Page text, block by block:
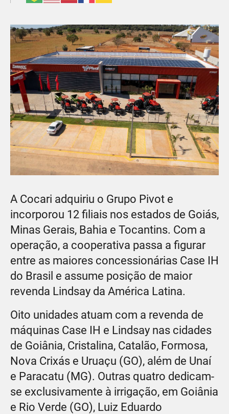
A Cocari adquiriu o Grupo Pivot e
incorporou 12 filiais nos estados de Goiás,
Minas Gerais, Bahia e Tocantins. Com a
operação, a cooperativa passa a figurar
entre as maiores concessionárias Case IH
do Brasil e assume posição de maior
revenda Lindsay da América Latina.
Oito unidades atuam com a revenda de
máquinas Case IH e Lindsay nas cidades
de Goiânia, Cristalina, Catalão, Formosa,
Nova Crixás e Uruaçu (GO), além de Unaí
e Paracatu (MG). Outras quatro dedicam-
se exclusivamente à irrigação, em Goiânia
e Rio Verde (GO), Luiz Eduardo